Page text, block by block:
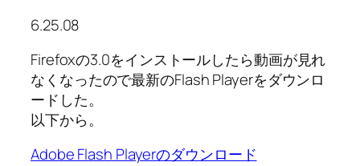
6.25.08
Firefoxの3.0をインストールしたら動画が見れ
なくなったので最新のFlash Playerをダウンロ
ードした。
以下から。
Adobe Flash Playerのダウンロード